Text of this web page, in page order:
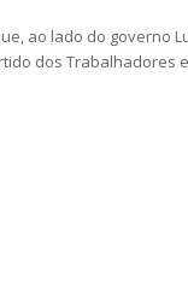
ao lado do governo
dos Trabalhadores